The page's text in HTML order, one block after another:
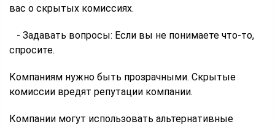
вас о скрытых комиссиях.
- Задавать вопросы: Если вы не понимаете что-то,
спросите.
Компаниям нужно быть прозрачными. Скрытые
комиссии вредят репутации компании.
Компании могут использовать альтернативные